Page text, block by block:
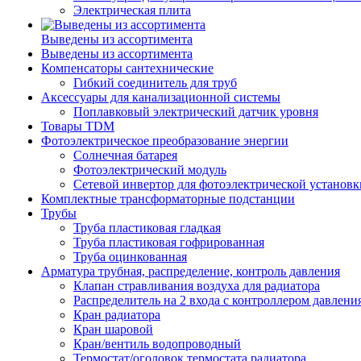
Электрическая плита
Выведены из ассортимента
Выведены из ассортимента
Компенсаторы сантехнические
Гибкий соединитель для труб
Аксессуары для канализационной системы
Поплавковый электрический датчик уровня
Товары TDM
Фотоэлектрическое преобразование энергии
Солнечная батарея
Фотоэлектрический модуль
Сетевой инвертор для фотоэлектрической
Комплектные трансформаторные подстанции
Трубы
Труба пластиковая гладкая
Труба пластиковая гофрированная
Труба оцинкованная
Арматура трубная, распределение, контроль давления
Клапан стравливания воздуха для радиатора
Распределитель на 2 входа с контроллером
Кран радиатора
Кран шаровой
Кран/вентиль водопроводный
Термостат/оголовок термостата радиатора